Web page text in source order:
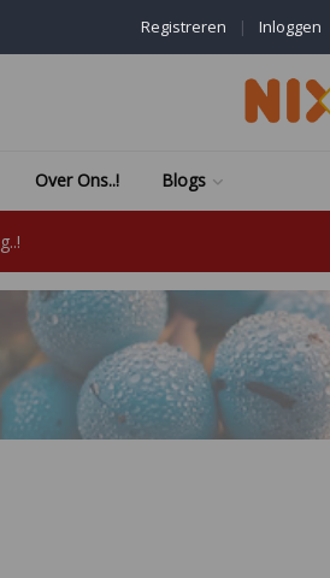
Inloggen
|
Registreren
Over Ons..! Blogs